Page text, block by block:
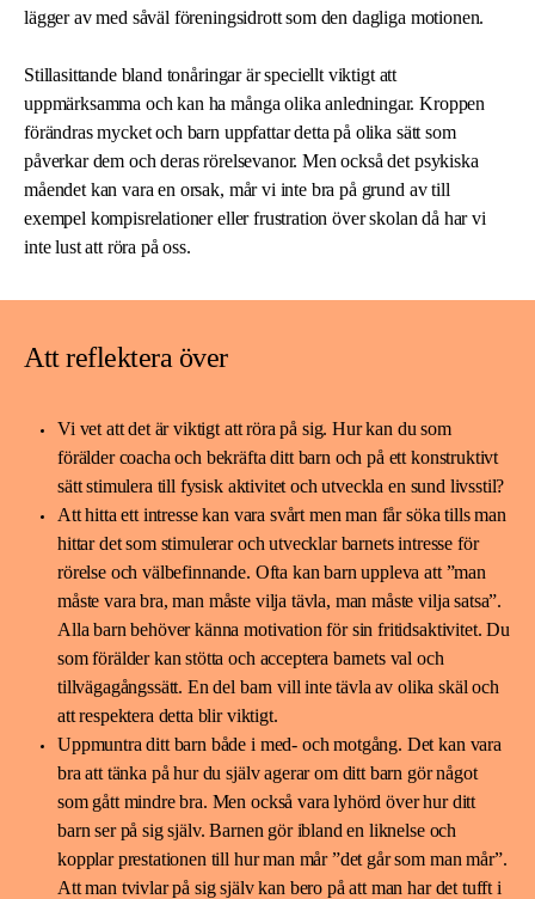
lägger av med såväl föreningsidrott som den dagliga motionen.
Stillasittande bland tonåringar är speciellt viktigt att
uppmärksamma och kan ha många olika anledningar. Kroppen
förändras mycket och barn uppfattar detta på olika sätt som
påverkar dem och deras rörelsevanor. Men också det psykiska
måendet kan vara en orsak, mår vi inte bra på grund av till
exempel kompisrelationer eller frustration över skolan då har vi
inte lust att röra på oss.
Att reflektera över
Vi vet att det är viktigt att röra på sig. Hur kan du som
förälder coacha och bekräfta ditt barn och på ett konstruktivt
sätt stimulera till fysisk aktivitet och utveckla en sund livsstil?
Att hitta ett intresse kan vara svårt men man får söka tills man
hittar det som stimulerar och utvecklar barnets intresse för
rörelse och välbefinnande. Ofta kan barn uppleva att ”man
måste vara bra, man måste vilja tävla, man måste vilja satsa”.
Alla barn behöver känna motivation för sin fritidsaktivitet. Du
som förälder kan stötta och acceptera barnets val och
tillvägagångssätt. En del barn vill inte tävla av olika skäl och
att respektera detta blir viktigt.
Uppmuntra ditt barn både i med- och motgång. Det kan vara
bra att tänka på hur du själv agerar om ditt barn gör något
som gått mindre bra. Men också vara lyhörd över hur ditt
barn ser på sig själv. Barnen gör ibland en liknelse och
kopplar prestationen till hur man mår ”det går som man mår”.
Att man tvivlar på sig själv kan bero på att man har det tufft i